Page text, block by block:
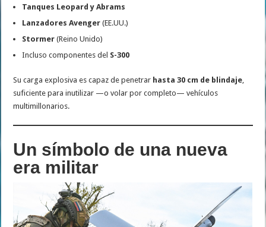
Tanques Leopard y Abrams
Lanzadores Avenger (EE.UU.)
Stormer (Reino Unido)
Incluso componentes del S-300
Su carga explosiva es capaz de penetrar hasta 30 cm de blindaje,
suficiente para inutilizar —o volar por completo— vehículos
multimillonarios.
Un símbolo de una nueva
era militar